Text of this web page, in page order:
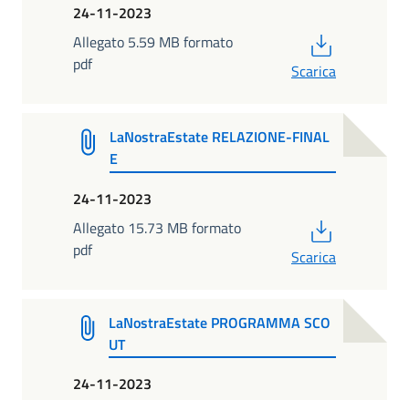
24-11-2023
Allegato 5.59 MB formato
pdf
Scarica
LaNostraEstate RELAZIONE-FINAL
E
24-11-2023
Allegato 15.73 MB formato
pdf
Scarica
LaNostraEstate PROGRAMMA SCO
UT
24-11-2023